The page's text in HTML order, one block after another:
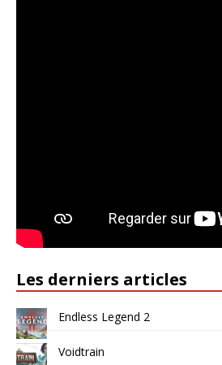
Les derniers articles
Endless Legend 2
Voidtrain